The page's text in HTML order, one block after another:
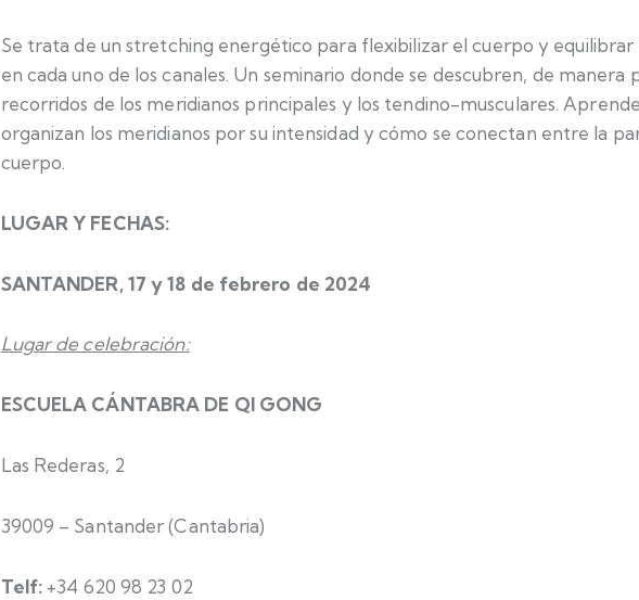
Se trata de un stretching energético para flexibilizar el cuerpo y equilibrar
en cada uno de los canales. Un seminario donde se descubren, de manera
recorridos de los meridianos principales y los tendino-musculares.
organizan los meridianos por su intensidad y cómo se conectan entre la
cuerpo.
LUGAR Y FECHAS:
SANTANDER, 17 y 18 de febrero de 2024
Lugar de celebración:
ESCUELA CÁNTABRA DE QI GONG
Las Rederas, 2
39009 – Santander (Cantabria)
Telf: +34 620 98 23 02